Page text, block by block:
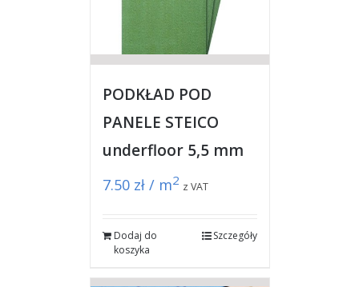
PODKŁAD POD
PANELE STEICO
underfloor 5,5 mm
7.50 zł / m2 z VAT
Dodaj do
koszyka
Szczegóły